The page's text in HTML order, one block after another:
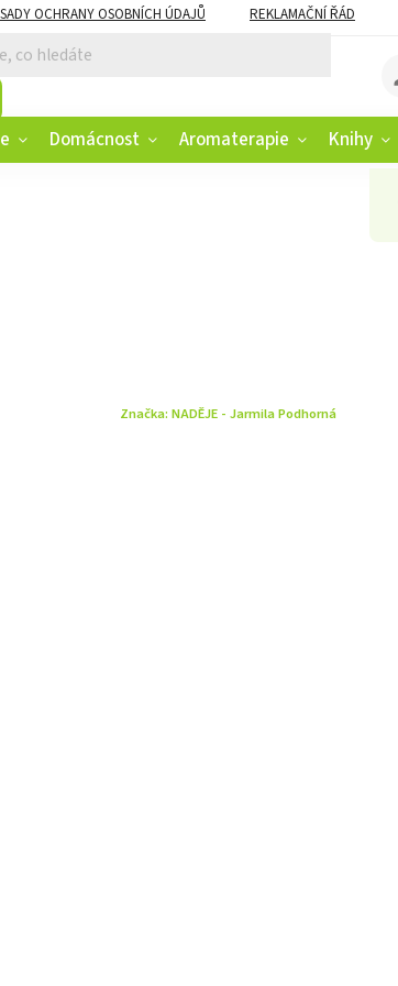
OCHRANY OSOBNÍCH ÚDAJŮ REKLAMAČNÍ ŘÁD
Domácnost Aromaterapie Knihy
Značka: NADĚJE - Jarmila Podhorná